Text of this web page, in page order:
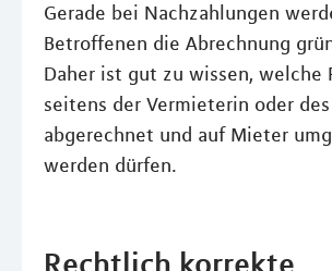
Gerade bei Nachzahlungen
Betroffenen die Abrechnung
Daher ist gut zu wissen, welche
seitens der Vermieterin oder
abgerechnet und auf Mieter
werden dürfen.
Rechtlich korrekte